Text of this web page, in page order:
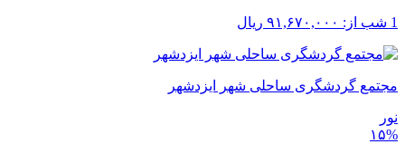
1 شب از: ۹۱,۶۷۰,۰۰۰ ریال
مجتمع گردشگری ساحلی شهر ایزدشهر
نور
۱۵%